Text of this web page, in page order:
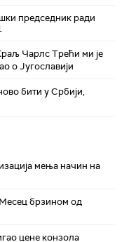
председник ради
Чарлс Трећи ми је
о Југославији
бити у Србији,
мења начин на
брзином од
цене конзола